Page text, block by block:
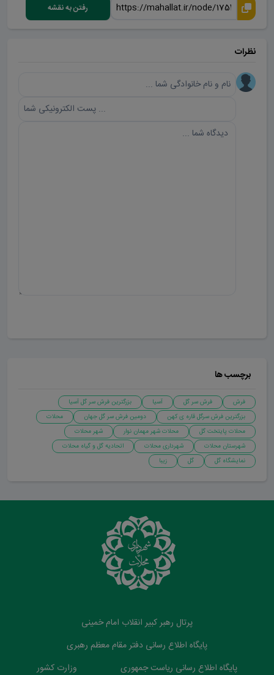
رفتن به نقشه
نظرات
برچسب ها
فرش فرش سر گل آسیا
بزرگترین فرش سر گل آسیا
بزرگترین فرش سرگل قاره ی کهن
دومین فرش سر گل جهان
محلات
محلات پایتخت گل
محلات شهر مهمان نوار
شهر محلات
شهرستان محلات
شهرداری محلات
اتحادیه گل و گیاه محلات
نمایشگاه گل
گل زیبا
پرتال رهبر کبیر انقلاب امام خمینی
پایگاه اطلاع رسانی دفتر مقام معظم رهبری
پایگاه اطلاع رسانی ریاست جمهوری
وزارت کشور